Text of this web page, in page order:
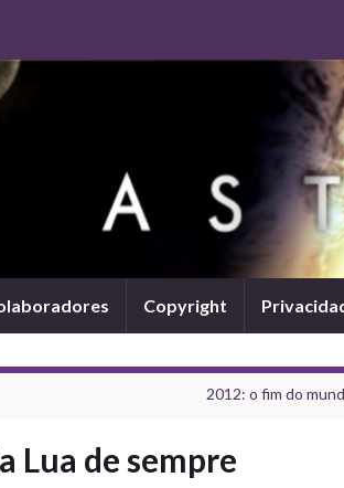
Copyright
2012: o fim do
Lua de sempre